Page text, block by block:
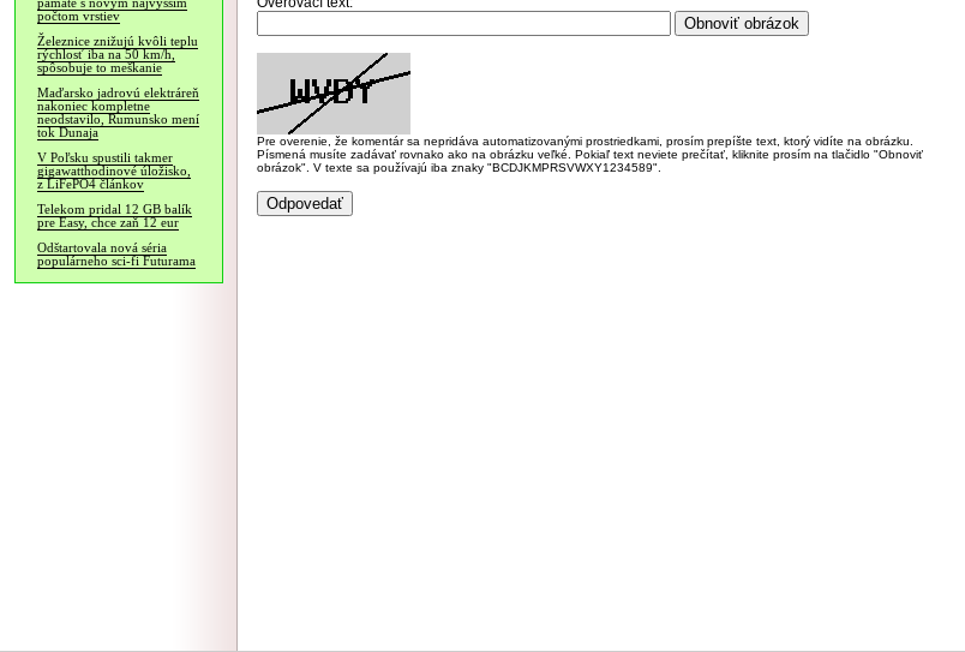
pamäte s novým najvyšším
počtom vrstiev
Železnice znižujú kvôli teplu
rýchlosť iba na 50 km/h,
spôsobuje to meškanie
Maďarsko jadrovú elektráreň
nakoniec kompletne
neodstavilo, Rumunsko mení
tok Dunaja
V Poľsku spustili takmer
gigawatthodinové úložisko,
z LiFePO4 článkov
Telekom pridal 12 GB balík
pre Easy, chce zaň 12 eur
Odštartovala nová séria
populárneho sci-fi Futurama
Pre overenie, že komentár sa nepridáva automatizovanými prostriedkami, prosím prepíšte text, ktorý vidíte na obrázku.
Písmená musíte zadávať rovnako ako na obrázku veľké. Pokiaľ text neviete prečítať, kliknite prosím na tlačidlo "Obnoviť
obrázok". V texte sa používajú iba znaky "BCDJKMPRSVWXY1234589".